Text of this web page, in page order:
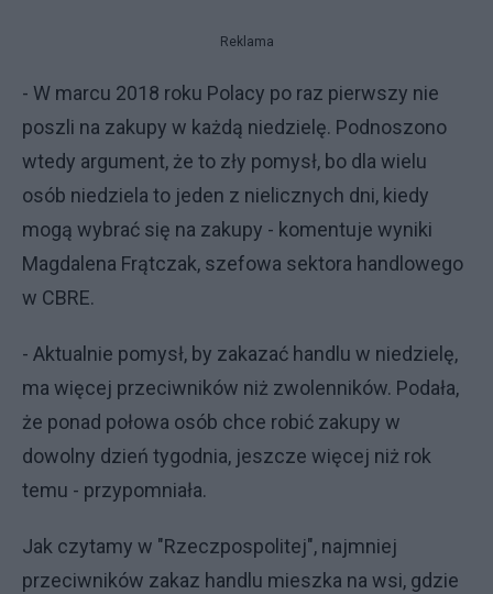
Reklama
- W marcu 2018 roku Polacy po raz pierwszy nie
poszli na zakupy w każdą niedzielę. Podnoszono
wtedy argument, że to zły pomysł, bo dla wielu
osób niedziela to jeden z nielicznych dni, kiedy
mogą wybrać się na zakupy - komentuje wyniki
Magdalena Frątczak, szefowa sektora handlowego
w CBRE.
- Aktualnie pomysł, by zakazać handlu w niedzielę,
ma więcej przeciwników niż zwolenników. Podała,
że ponad połowa osób chce robić zakupy w
dowolny dzień tygodnia, jeszcze więcej niż rok
temu - przypomniała.
Jak czytamy w "Rzeczpospolitej", najmniej
przeciwników zakaz handlu mieszka na wsi, gdzie